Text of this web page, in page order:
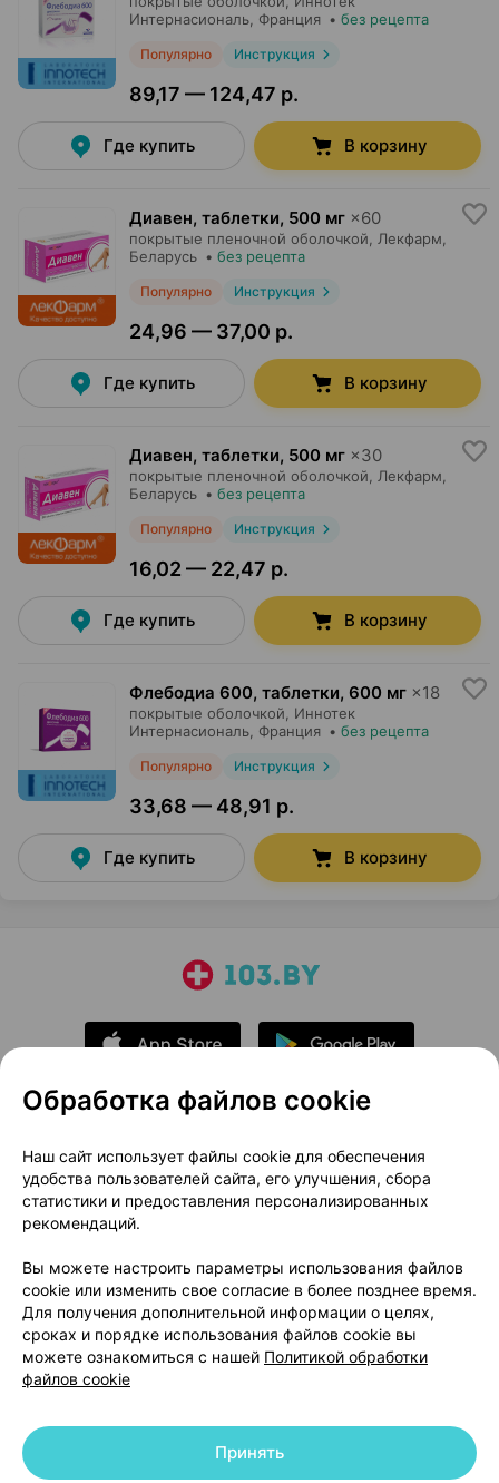
Интернасиональ, Франция • без рецепта
Популярно Инструкция
89,17 — 124,47 р.
Где купить В корзину
Диавен, таблетки, 500 мг ×60
покрытые пленочной оболочкой, Лекфарм,
Беларусь • без рецепта
Популярно Инструкция
24,96 — 37,00 р.
Где купить В корзину
Диавен, таблетки, 500 мг ×30
покрытые пленочной оболочкой, Лекфарм,
Беларусь • без рецепта
Популярно Инструкция
16,02 — 22,47 р.
Где купить В корзину
Флебодиа 600, таблетки, 600 мг ×18
покрытые оболочкой, Иннотек
Интернасиональ, Франция • без рецепта
Популярно Инструкция
33,68 — 48,91 р.
Где купить В корзину
О проекте
Новости проекта
Размещение рекламы
Медицинский маркетинг
Публичный договор
Доставка
Способы оплаты
Вакансии
Партнеры
Написать руководителю 103.by
Написать в поддержку
Персональные настройки Cookie
© 2026 ООО «Артокс Лаб», УНП 191700409 | 220012, Республика Беларусь,
Обработка файлов cookie
Наш сайт использует файлы cookie для обеспечения
удобства пользователей сайта, его улучшения, сбора
статистики и предоставления персонализированных
рекомендаций.
Вы можете настроить параметры использования файлов
cookie или изменить свое согласие в более позднее время.
Для получения дополнительной информации о целях,
сроках и порядке использования файлов cookie вы
можете ознакомиться с нашей Политикой обработки
файлов cookie
Принять